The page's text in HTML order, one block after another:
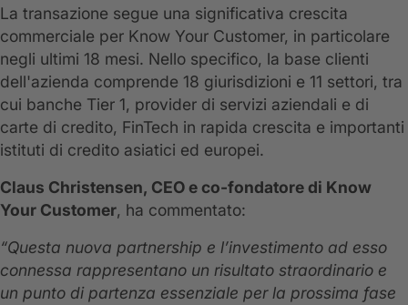
La transazione segue una significativa crescita
commerciale per Know Your Customer, in particolare
negli ultimi 18 mesi. Nello specifico, la base clienti
dell'azienda comprende 18 giurisdizioni e 11 settori, tra
cui banche Tier 1, provider di servizi aziendali e di
carte di credito, FinTech in rapida crescita e importanti
istituti di credito asiatici ed europei.
Claus Christensen, CEO e co-fondatore di Know
Your Customer, ha commentato:
“Questa nuova partnership e l’investimento ad esso
connessa rappresentano un risultato straordinario e
un punto di partenza essenziale per la prossima fase